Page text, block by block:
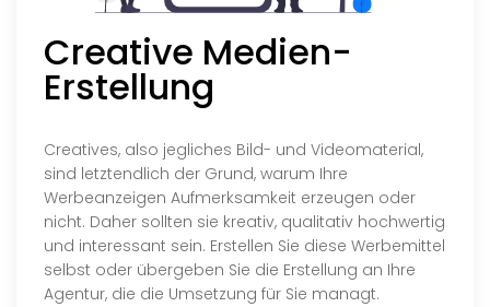
Creative Medien-
Erstellung
Creatives, also jegliches Bild- und Videomaterial,
sind letztendlich der Grund, warum Ihre
Werbeanzeigen Aufmerksamkeit erzeugen oder
nicht. Daher sollten sie kreativ, qualitativ hochwertig
und interessant sein. Erstellen Sie diese Werbemittel
selbst oder übergeben Sie die Erstellung an Ihre
Agentur, die die Umsetzung für Sie managt.